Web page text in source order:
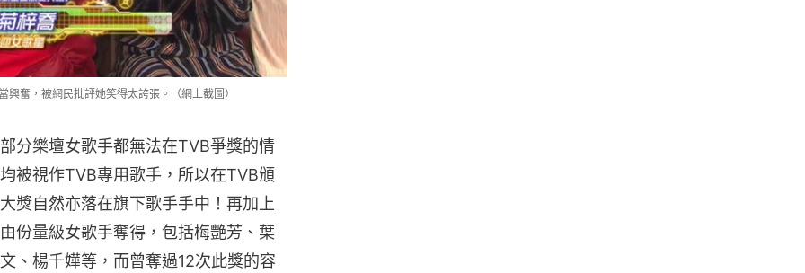
奮，被網民批評她笑得太誇張。（網上截圖）
分樂壇女歌手都無法在TVB爭獎的情
被視作TVB專用歌手，所以在TVB頒
獎自然亦落在旗下歌手手中！再加上
份量級女歌手奪得，包括梅艷芳、葉
、楊千嬅等，而曾奪過12次此獎的容